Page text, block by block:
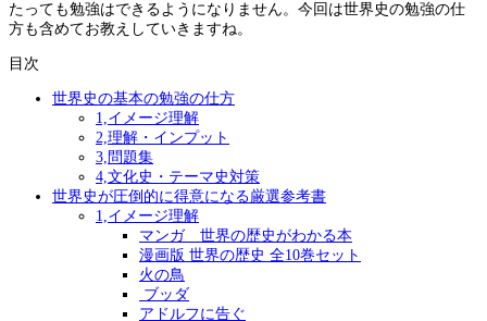
たっても勉強はできるようになりません。今回は世界史の勉強の仕
方も含めてお教えしていきますね。
目次
世界史の基本の勉強の仕方
1,イメージ理解
2,理解・インプット
3,問題集
4,文化史・テーマ史対策
世界史が圧倒的に得意になる厳選参考書
1,イメージ理解
マンガ 世界の歴史がわかる本
漫画版 世界の歴史 全10巻セット
火の鳥
ブッダ
アドルフに告ぐ